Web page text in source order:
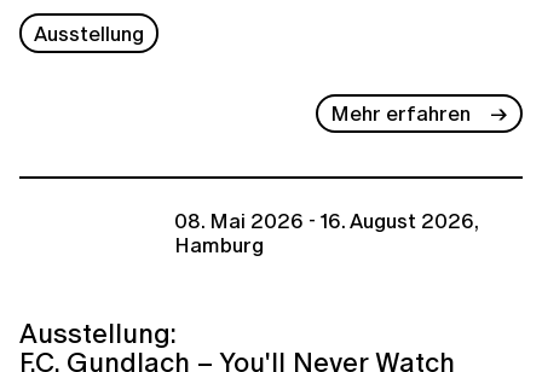
Ausstellung
Mehr erfahren
08. Mai 2026 - 16. August 2026,
Hamburg
Ausstellung:
F.C. Gundlach – You'll Never Watch